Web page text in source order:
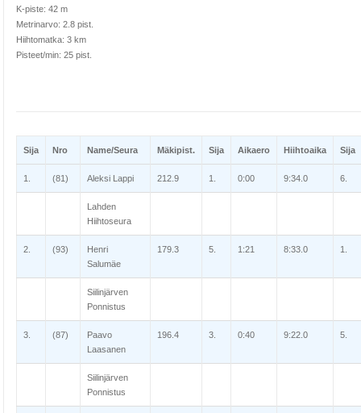
K-piste: 42 m
Metrinarvo: 2.8 pist.
Hiihtomatka: 3 km
Pisteet/min: 25 pist.
Sija Nro Name/Seura Mäkipist. Sija Aikaero Hiihtoaika Sija
1. (81) Aleksi Lappi 212.9 1. 0:00 9:34.0 6.
Lahden
Hiihtoseura
2. (93)
Henri
Salumäe
179.3 5. 1:21 8:33.0 1.
Siilinjärven
Ponnistus
3. (87)
Paavo
Laasanen
196.4 3. 0:40 9:22.0 5.
Siilinjärven
Ponnistus